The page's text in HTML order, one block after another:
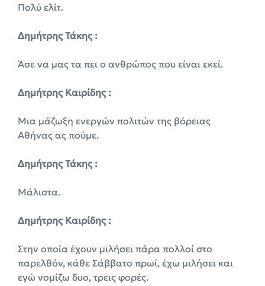
Πολύ ελίτ.
Δημήτρης Τάκης :
Άσε να μας τα πει ο ανθρώπος που είναι εκεί.
Δημήτρης Καιρίδης :
Μια μάζωξη ενεργών πολιτών της βόρειας
Αθήνας ας πούμε.
Δημήτρης Τάκης :
Μάλιστα.
Δημήτρης Καιρίδης :
Στην οποία έχουν μιλήσει πάρα πολλοί στο
παρελθόν, κάθε Σάββατο πρωί, έχω μιλήσει και
εγώ νομίζω δυο, τρεις φορές.